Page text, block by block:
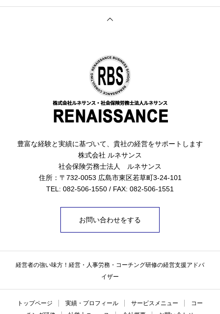
豊富な経験と実績に基づいて、貴社の経営をサポートします
株式会社 ルネサンス
社会保険労務士法人 ルネサンス
住所：〒732-0053 広島市東区若草町3-24-101
TEL: 082-506-1550 / FAX: 082-506-1551
お問い合わせをする
経営者の強い味方！経営・人事労務・コーチング研修の経営支援アドバ
イザー
トップページ 実績・プロフィール サービスメニュー
コー